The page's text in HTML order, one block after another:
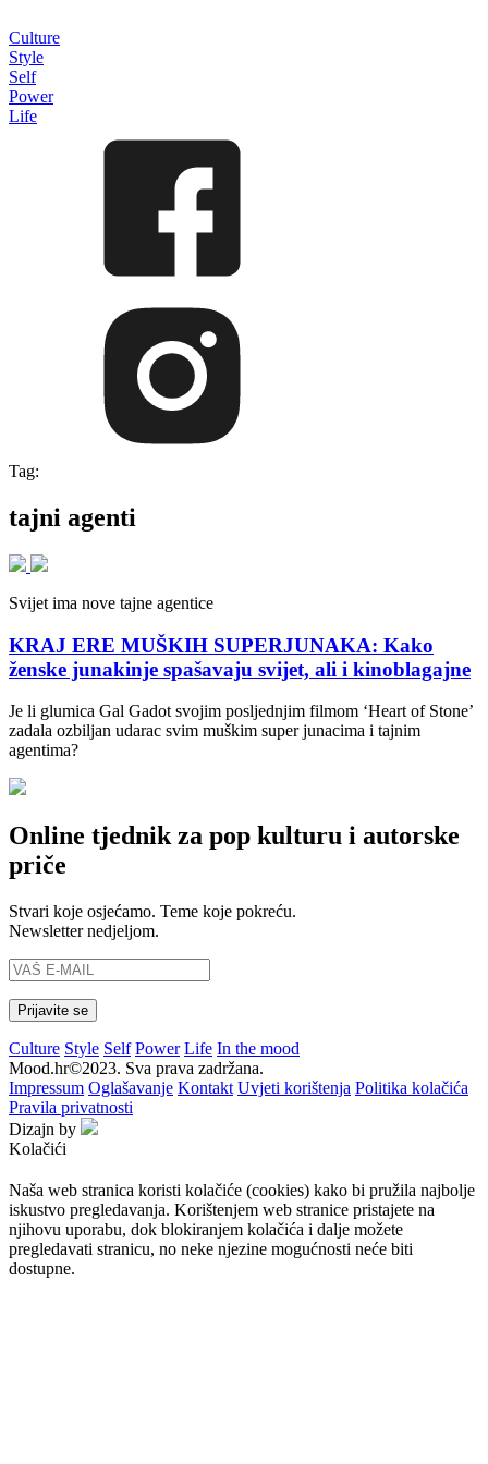
Culture
Style
Self
Power
Life
Tag:
tajni agenti
Svijet ima nove tajne agentice
KRAJ ERE MUŠKIH SUPERJUNAKA: Kako
ženske junakinje spašavaju svijet, ali i kinoblagajne
Je li glumica Gal Gadot svojim posljednjim filmom ‘Heart of Stone’
zadala ozbiljan udarac svim muškim super junacima i tajnim
agentima?
Online tjednik za pop kulturu i autorske
priče
Stvari koje osjećamo. Teme koje pokreću.
Newsletter nedjeljom.
Culture Style Self Power Life In the mood
Mood.hr©2023. Sva prava zadržana.
Impressum Oglašavanje Kontakt Uvjeti korištenja Politika kolačića
Pravila privatnosti
Dizajn by
Kolačići
Naša web stranica koristi kolačiće (cookies) kako bi pružila najbolje
iskustvo pregledavanja. Korištenjem web stranice pristajete na
njihovu uporabu, dok blokiranjem kolačića i dalje možete
pregledavati stranicu, no neke njezine mogućnosti neće biti
dostupne.